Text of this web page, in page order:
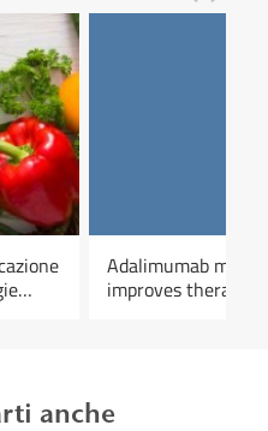
Adalimumab
improves therapy
anche